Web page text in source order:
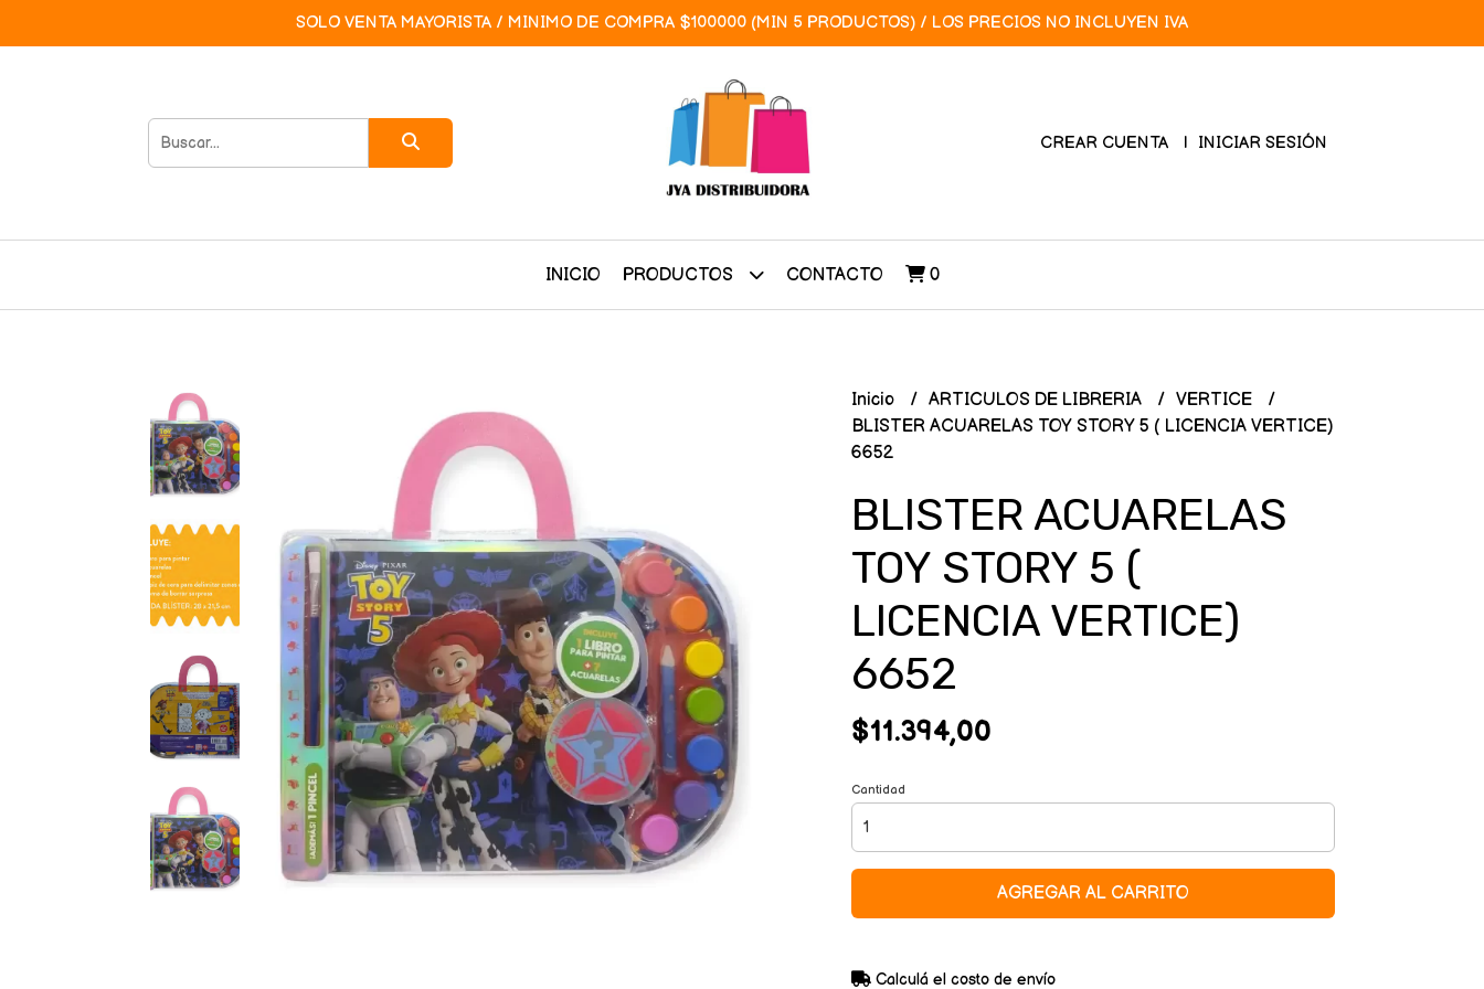
SOLO VENTA MAYORISTA / MINIMO DE COMPRA $100000 (MIN 5 PRODUCTOS) / LOS PRECIOS NO INCLUYEN IVA
CREAR CUENTA INICIAR SESIÓN
INICIO PRODUCTOS CONTACTO 0
Inicio ARTICULOS DE LIBRERIA
VERTICE
BLISTER ACUARELAS TOY STORY 5 ( LICENCIA VERTICE)
6652
BLISTER ACUARELAS
TOY STORY 5 (
LICENCIA VERTICE)
6652
$11.394,00
Cantidad
AGREGAR AL CARRITO
Calculá el costo de envío